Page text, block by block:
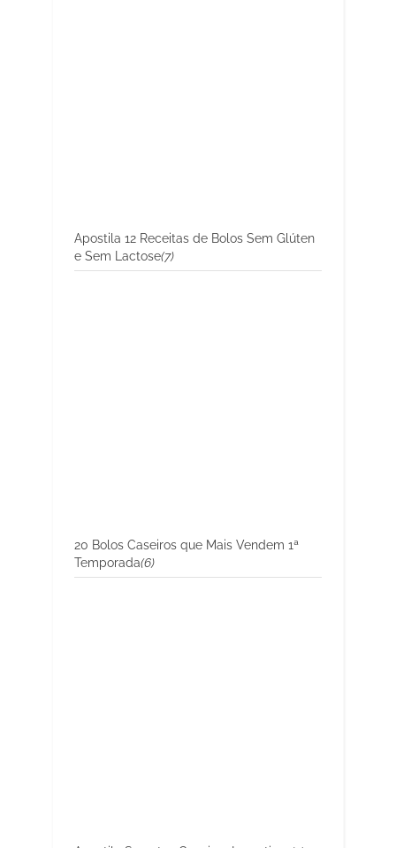
Apostila 12 Receitas de Bolos Sem Glúten
e Sem Lactose(7)
20 Bolos Caseiros que Mais Vendem 1ª
Temporada(6)